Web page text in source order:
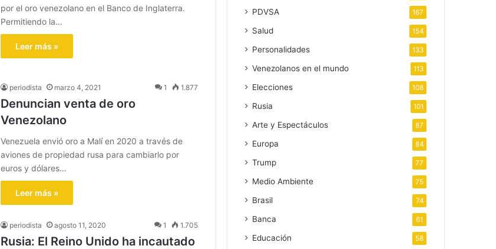
por el oro venezolano en el Banco de Inglaterra.
Permitiendo la…
Leer más »
periodista marzo 4, 2021 1 1.877
Denuncian venta de oro
Venezolano
Venezuela envió oro a Malí en 2020 a través de
aviones de propiedad rusa para cambiarlo por
euros y dólares…
Leer más »
periodista agosto 11, 2020 1 1.705
Rusia: El Reino Unido ha incautado
PDVSA 167
Salud 154
Personalidades 133
Venezolanos en el mundo 113
Elecciones 108
Rusia 101
Arte y Espectáculos 87
Europa 84
Trump 77
Medio Ambiente 75
Brasil 74
Banca 61
Educación 58